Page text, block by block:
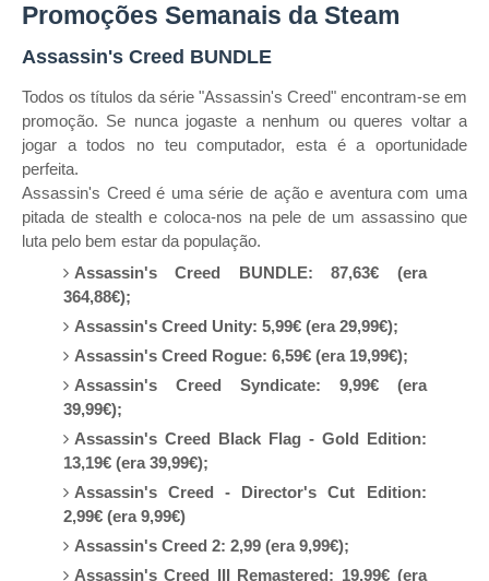
Promoções Semanais da Steam
Assassin's Creed BUNDLE
Todos os títulos da série "Assassin's Creed" encontram-se em
promoção. Se nunca jogaste a nenhum ou queres voltar a
jogar a todos no teu computador, esta é a oportunidade
perfeita.
Assassin's Creed é uma série de ação e aventura com uma
pitada de stealth e coloca-nos na pele de um assassino que
luta pelo bem estar da população.
Assassin's Creed BUNDLE: 87,63€ (era
364,88€);
Assassin's Creed Unity: 5,99€ (era 29,99€);
Assassin's Creed Rogue: 6,59€ (era 19,99€);
Assassin's Creed Syndicate: 9,99€ (era
39,99€);
Assassin's Creed Black Flag - Gold Edition:
13,19€ (era 39,99€);
Assassin's Creed - Director's Cut Edition:
2,99€ (era 9,99€)
Assassin's Creed 2: 2,99 (era 9,99€);
Assassin's Creed III Remastered: 19,99€ (era